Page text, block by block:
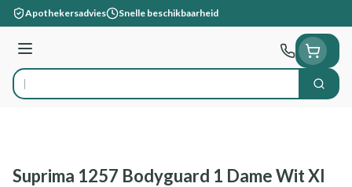
Ga naar de inhoud
Apothekersadvies Snelle beschikbaarheid
Menu
Product, merk, categorie... Zoek
Suprima 1257 Bodyguard 1 Dame Wit Xl